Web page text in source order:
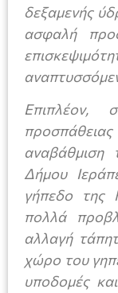
δεξαμενής
ασφαλή
Επιπλέον,
προσπάθειας
Δήμου
γήπεδο της
πολλά
αλλαγή
χώρο του
υποδομές